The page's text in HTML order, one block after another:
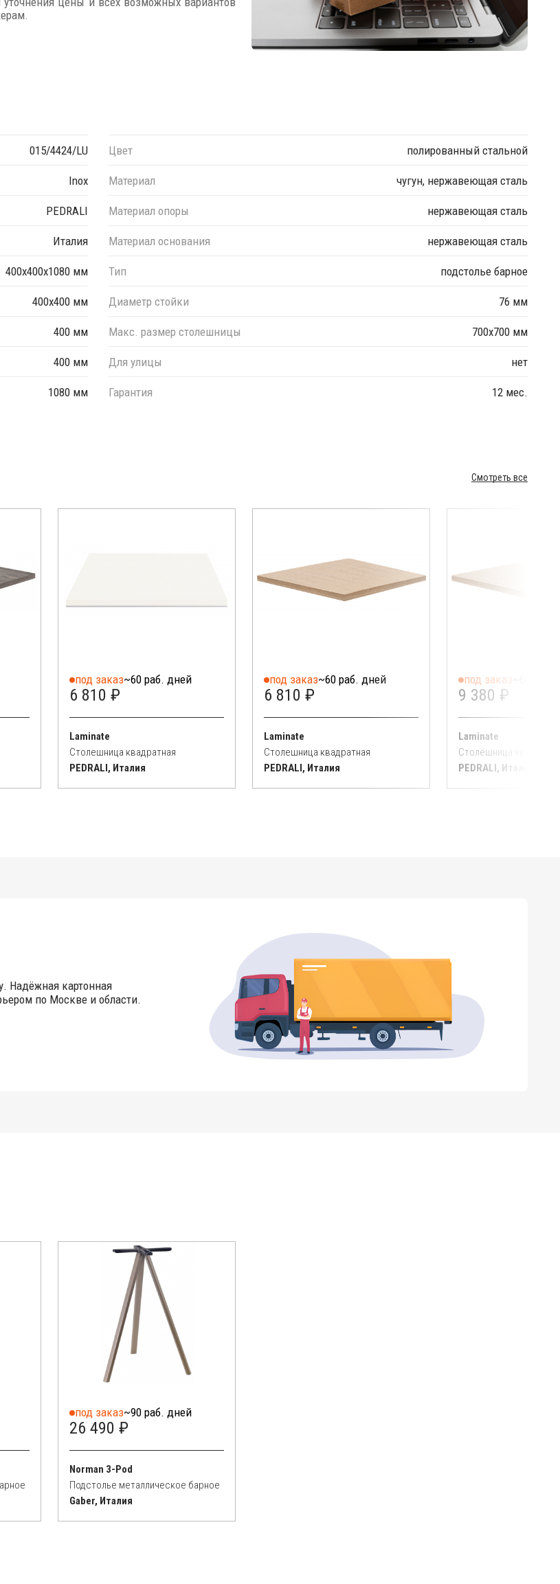
015/4424/LU
Inox
PEDRALI
Италия
400х400х1080 мм
400х400 мм
400 мм
400 мм
1080 мм
Цвет полированный стальной
Материал чугун, нержавеющая сталь
Материал опоры нержавеющая сталь
Материал основания нержавеющая сталь
Тип подстолье барное
Диаметр стойки 76 мм
Макс. размер столешницы 700х700 мм
Для улицы нет
Гарантия 12 мес.
Смотреть все
под заказ~60 раб. дней
6 810 ₽
Laminate
Столешница квадратная
PEDRALI, Италия
под заказ~60 раб. дней
6 810 ₽
Laminate
Столешница квадратная
PEDRALI, Италия
под заказ
9 380 ₽
Laminate
Столешница
PEDRALI, Италия
Надёжная картонная
по Москве и области.
под заказ~90 раб. дней
26 490 ₽
Norman 3-Pod
Подстолье металлическое барное
Gaber, Италия